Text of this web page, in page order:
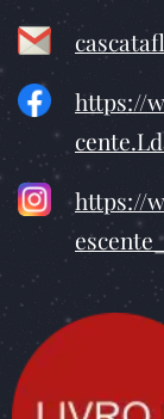
https://
https://